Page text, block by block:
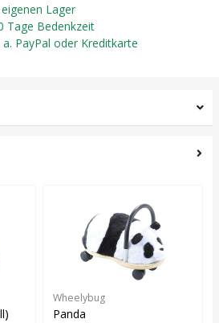
Lager
Tage Bedenkzeit
PayPal oder Kreditkarte
Wheelybug
Panda